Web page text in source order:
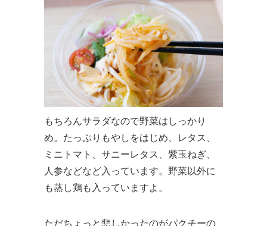
もちろんサラダなので野菜はしっかり
め。たっぷりもやしをはじめ、レタス、
ミニトマト、サニーレタス、紫玉ねぎ、
人参などなど入っています。野菜以外に
も蒸し鶏も入っていますよ。
ただちょっと悲しかったのがパクチーの